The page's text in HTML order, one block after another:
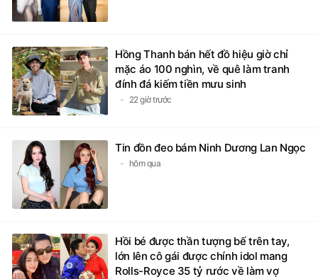
Hồng Thanh bán hết đồ hiệu giờ chỉ
mặc áo 100 nghìn, về quê làm tranh
đính đá kiếm tiền mưu sinh
22 giờ trước
Tin đồn đeo bám Ninh Dương Lan Ngọc
hôm qua
Hồi bé được thần tượng bế trên tay,
lớn lên cô gái được chính idol mang
Rolls-Royce 35 tỷ rước về làm vợ